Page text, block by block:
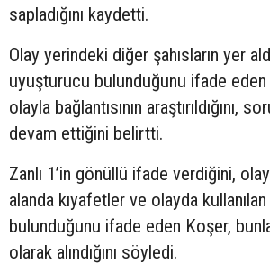
sapladığını kaydetti.
Olay yerindeki diğer şahısların yer
uyuşturucu bulunduğunu ifade eden
olayla bağlantısının araştırıldığını,
devam ettiğini belirtti.
Zanlı 1’in gönüllü ifade verdiğini,
alanda kıyafetler ve olayda kullanılan
bulunduğunu ifade eden Koşer,
olarak alındığını söyledi.